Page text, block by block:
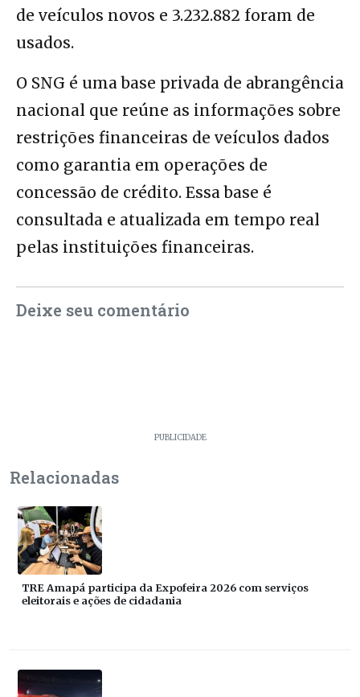
de veículos novos e 3.232.882 foram de
usados.
O SNG é uma base privada de abrangência
nacional que reúne as informações sobre
restrições financeiras de veículos dados
como garantia em operações de
concessão de crédito. Essa base é
consultada e atualizada em tempo real
pelas instituições financeiras.
Deixe seu comentário
PUBLICIDADE
Relacionadas
TRE Amapá participa da Expofeira 2026 com serviços
eleitorais e ações de cidadania